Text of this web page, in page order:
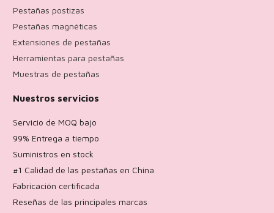
Pestañas postizas
Pestañas magnéticas
Extensiones de pestañas
Herramientas para pestañas
Muestras de pestañas
Nuestros servicios
Servicio de MOQ bajo
99% Entrega a tiempo
Suministros en stock
#1 Calidad de las pestañas en China
Fabricación certificada
Reseñas de las principales marcas